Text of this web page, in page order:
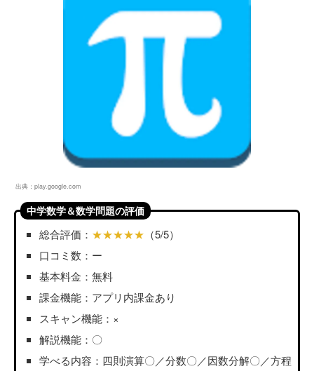
出典： play.google.com
中学数学＆数学問題の評価
総合評価： ★★★★★ （5/5）
口コミ数：ー
基本料金：無料
課金機能：アプリ内課金あり
スキャン機能：×
解説機能：〇
学べる内容：四則演算〇／分数〇／因数分解〇／方程